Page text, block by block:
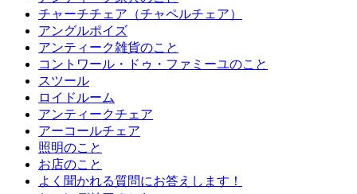
チャーチチェア（チャペルチェア）
アングルポイズ
アンティーク雑貨のこと
コントワール・ドゥ・ファミーユのこと
スツール
ロイドルーム
アンティークチェア
アーコールチェア
照明のこと
お店のこと
よく聞かれる質問にお答えします！